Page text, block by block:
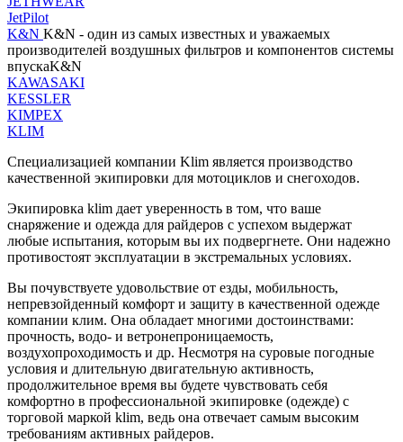
JetPilot
K&N K&N - один из самых известных и уважаемых
производителей воздушных фильтров и компонентов системы
впускаK&N
KAWASAKI
KESSLER
KIMPEX
KLIM
Специализацией компании Klim является производство
качественной экипировки для мотоциклов и снегоходов.
Экипировка klim дает уверенность в том, что ваше
снаряжение и одежда для райдеров с успехом выдержат
любые испытания, которым вы их подвергнете. Они надежно
противостоят эксплуатации в экстремальных условиях.
Вы почувствуете удовольствие от езды, мобильность,
непревзойденный комфорт и защиту в качественной одежде
компании клим. Она обладает многими достоинствами:
прочность, водо- и ветронепроницаемость,
воздухопроходимость и др. Несмотря на суровые погодные
условия и длительную двигательную активность,
продолжительное время вы будете чувствовать себя
комфортно в профессиональной экипировке (одежде) с
торговой маркой klim, ведь она отвечает самым высоким
требованиям активных райдеров.